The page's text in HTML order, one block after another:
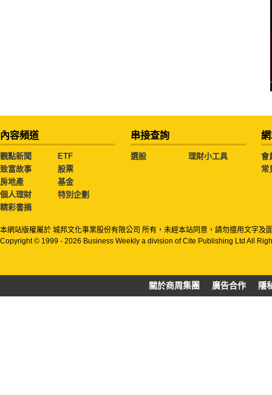
內容頻道
觀點新聞
ETF
致富故事
股票
房地產
基金
個人理財
特別企劃
精彩書摘
串接查詢
選股 理財小工具
會
常
本網站版權屬於 城邦文化事業股份有限公司 所有，未經本站同意，請勿擅用文字及
Copyright © 1999 - 2026 Business Weekly a division of Cite Publishing Ltd All
關於商周集團 廣告合作 隱